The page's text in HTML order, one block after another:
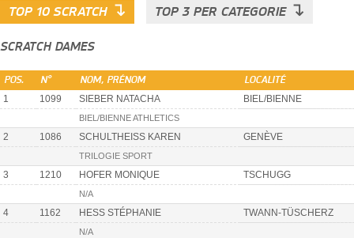
TOP 10 SCRATCH ↴ TOP 3 PER CATEGORIE ↴
SCRATCH DAMES
POS. N° NOM, PRÉNOM LOCALITÉ
1 1099 SIEBER NATACHA BIEL/BIENNE
BIEL/BIENNE ATHLETICS
2 1086 SCHULTHEISS KAREN GENÈVE
TRILOGIE SPORT
3 1210 HOFER MONIQUE TSCHUGG
N/A
4 1162 HESS STÉPHANIE TWANN-TÜSCHERZ
N/A